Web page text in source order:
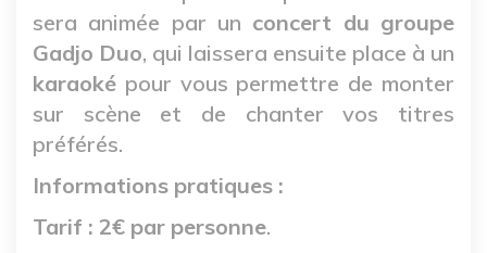
sera animée par un concert du groupe
Gadjo Duo, qui laissera ensuite place à un
karaoké pour vous permettre de monter
sur scène et de chanter vos titres
préférés.
Informations pratiques :
Tarif : 2€ par personne.